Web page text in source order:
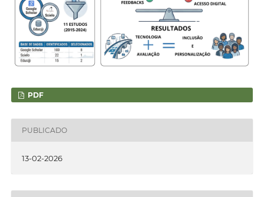
PDF
PUBLICADO
13-02-2026